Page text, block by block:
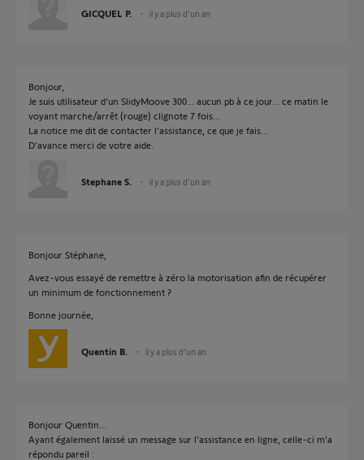
GICQUEL P. il y a plus d'un an
Bonjour,
Je suis utilisateur d'un SlidyMoove 300... aucun pb à ce jour... ce matin le
voyant marche/arrêt (rouge) clignote 7 fois...
La notice me dit de contacter l'assistance, ce que je fais...
D'avance merci de votre aide.
Stephane S. il y a plus d'un an
Bonjour Stéphane,
Avez-vous essayé de remettre à zéro la motorisation afin de récupérer
un minimum de fonctionnement ?
Bonne journée,
Quentin B. il y a plus d'un an
Bonjour Quentin...
Ayant également laissé un message sur l'assistance en ligne, celle-ci m'a
répondu pareil :